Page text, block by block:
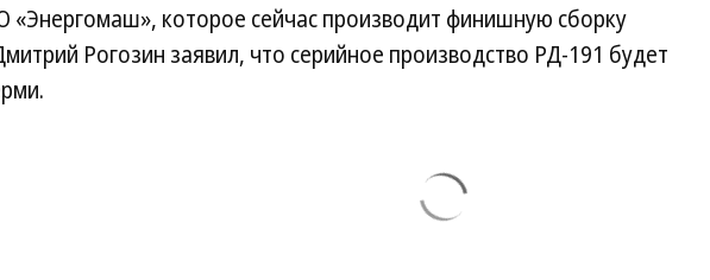
которое сейчас производит финишную сборку
Рогозин заявил, что серийное производство РД-191 будет